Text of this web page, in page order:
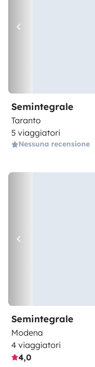
Semintegrale
Taranto
5 viaggiatori
Nessuna recensione
Semintegrale
Modena
4 viaggiatori
4,0